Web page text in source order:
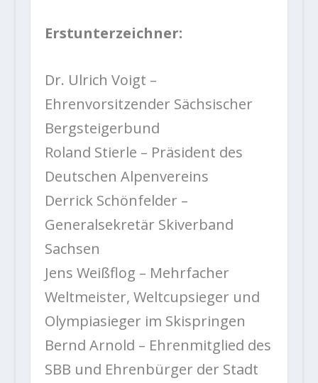
Erstunterzeichner:
Dr. Ulrich Voigt –
Ehrenvorsitzender Sächsischer
Bergsteigerbund
Roland Stierle – Präsident des
Deutschen Alpenvereins
Derrick Schönfelder –
Generalsekretär Skiverband
Sachsen
Jens Weißflog – Mehrfacher
Weltmeister, Weltcupsieger und
Olympiasieger im Skispringen
Bernd Arnold – Ehrenmitglied des
SBB und Ehrenbürger der Stadt